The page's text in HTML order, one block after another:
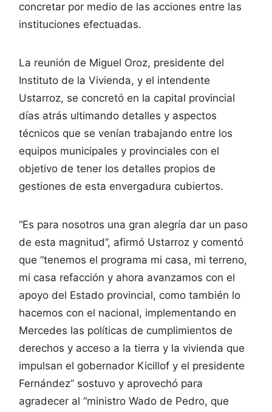
concretar por medio de las acciones entre las
instituciones efectuadas.
La reunión de Miguel Oroz, presidente del
Instituto de la Vivienda, y el intendente
Ustarroz, se concretó en la capital provincial
días atrás ultimando detalles y aspectos
técnicos que se venían trabajando entre los
equipos municipales y provinciales con el
objetivo de tener los detalles propios de
gestiones de esta envergadura cubiertos.
“Es para nosotros una gran alegría dar un paso
de esta magnitud”, afirmó Ustarroz y comentó
que “tenemos el programa mi casa, mi terreno,
mi casa refacción y ahora avanzamos con el
apoyo del Estado provincial, como también lo
hacemos con el nacional, implementando en
Mercedes las políticas de cumplimientos de
derechos y acceso a la tierra y la vivienda que
impulsan el gobernador Kicillof y el presidente
Fernández” sostuvo y aprovechó para
agradecer al “ministro Wado de Pedro, que